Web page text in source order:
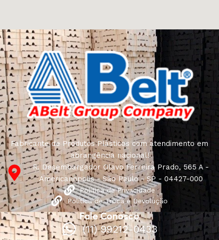
Fabricante de Produtos Plásticos com atendimento em
abrangência nacional!
R. Desembargador Olavo Ferreira Prado, 565 A -
Americanópolis - São Paulo - SP - 04427-000
Política de Privacidade
Política de Troca e Devolução
Fale Conosco
(11) 99212-0433